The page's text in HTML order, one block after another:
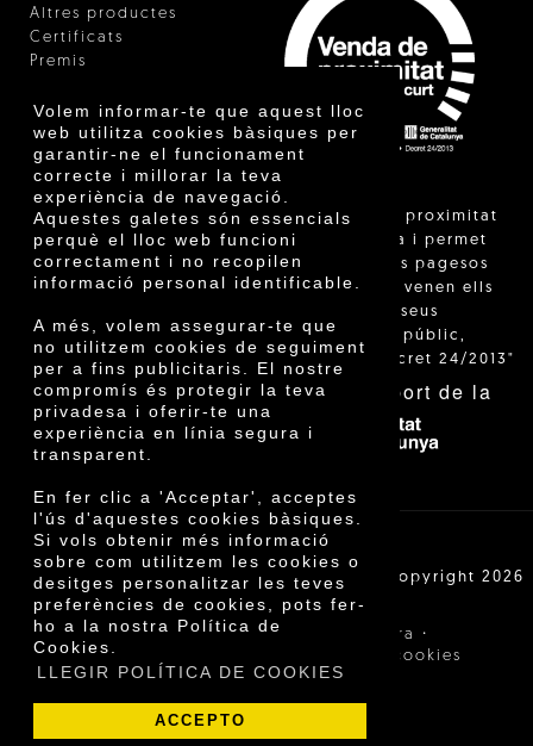
Volem informar-te que aquest lloc
web utilitza cookies bàsiques per
garantir-ne el funcionament
correcte i millorar la teva
experiència de navegació.
Aquestes galetes són essencials
perquè el lloc web funcioni
correctament i no recopilen
informació personal identificable.
A més, volem assegurar-te que
no utilitzem cookies de seguiment
per a fins publicitaris. El nostre
compromís és protegir la teva
privadesa i oferir-te una
experiència en línia segura i
transparent.
En fer clic a 'Acceptar', acceptes
l'ús d'aquestes cookies bàsiques.
Si vols obtenir més informació
sobre com utilitzem les cookies o
desitges personalitzar les teves
preferències de cookies, pots fer-
ho a la nostra Política de
Cookies.
LLEGIR POLÍTICA DE COOKIES
ACCEPTO
Altres productes
Certificats
Premis
"La venda de proximitat
està regulada i permet
identificar els pagesos
catalans que venen ells
mateixos els seus
productes al públic,
segons el Decret 24/2013"
Amb el suport de la
Cooperativa Agrícola de Cambrils SCCL | Copyright 2026
Avís legal · Condicions de compra ·
Política de privacitat Política de cookies